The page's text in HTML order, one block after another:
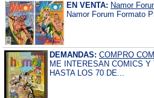
EN VENTA: Namor
Namor Forum Formato
DEMANDAS: COMPRO
ME INTERESAN COMICS
HASTA LOS 70 DE...